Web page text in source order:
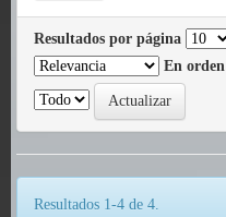
Resultados por página
En orden
Resultados 1-4 de 4.